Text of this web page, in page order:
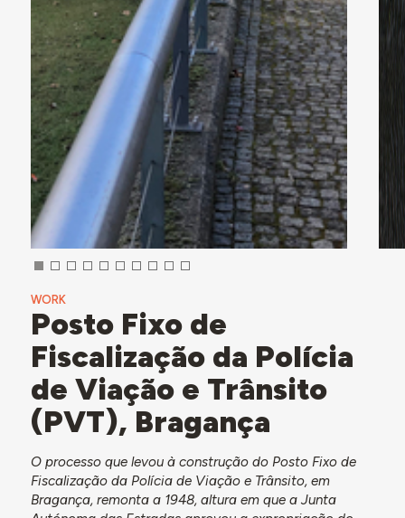
WORK
Posto Fixo de
Fiscalização da Polícia
de Viação e Trânsito
(PVT), Bragança
O processo que levou à construção do Posto Fixo de
Fiscalização da Polícia de Viação e Trânsito, em
Bragança, remonta a 1948, altura em que a Junta